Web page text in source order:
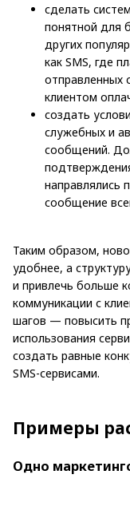
сделать
понятной для
других
как SMS, где
отправленных
клиентом
создать
служебных и
сообщений.
направлялись
сообщение
Таким образом,
удобнее, а
и привлечь больше
коммуникации с
шагов — повысить
использования
создать равные
SMS-сервисами.
Примеры
Одно